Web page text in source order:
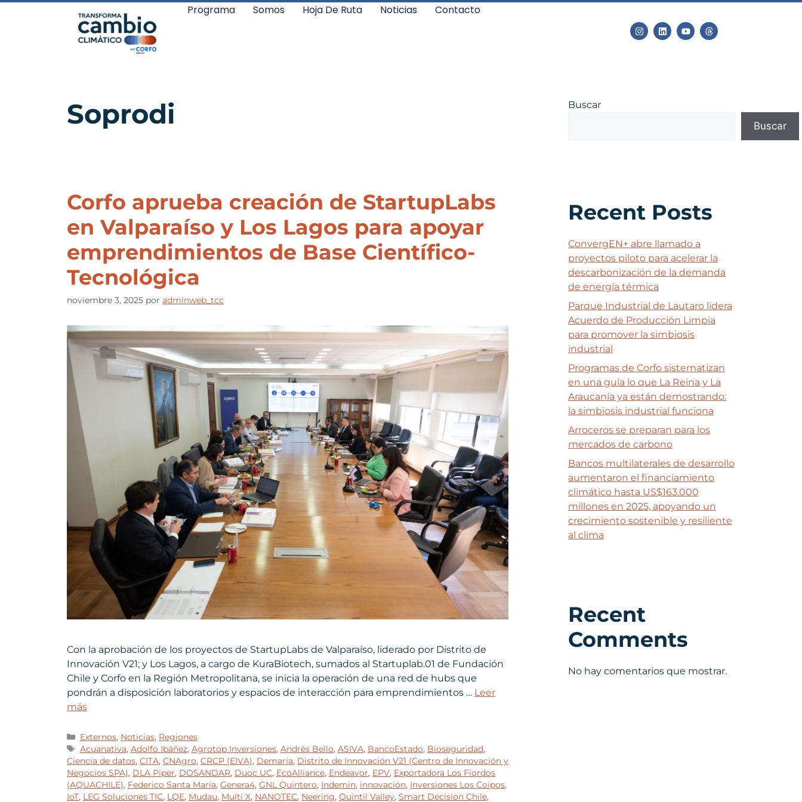
Programa Somos Hoja De Ruta Noticias Contacto
Soprodi
Corfo aprueba creación de StartupLabs
en Valparaíso y Los Lagos para apoyar
emprendimientos de Base Científico-
Tecnológica
noviembre 3, 2025 por adminweb_tcc
Con la aprobación de los proyectos de StartupLabs de Valparaíso, liderado por Distrito de
Innovación V21; y Los Lagos, a cargo de KuraBiotech, sumados al Startuplab.01 de Fundación
Chile y Corfo en la Región Metropolitana, se inicia la operación de una red de hubs que
pondrán a disposición laboratorios y espacios de interacción para emprendimientos … Leer
más
Externos, Noticias, Regiones
Acuanativa, Adolfo Ibáñez, Agrotop Inversiones, Andrés Bello, ASIVA, BancoEstado, Bioseguridad,
Ciencia de datos, CITA, CNAgro, CRCP (EIVA), Demaria, Distrito de Innovación V21 (Centro de Innovación y
Negocios SPA), DLA Piper, DOSANDAR, Duoc UC, EcoAlliance, Endeavor, EPV, Exportadora Los Fiordos
(AQUACHILE), Federico Santa María, Genera4, GNL Quintero, Indemin, innovación, Inversiones Los Coipos,
IoT, LEG Soluciones TIC, LQE, Mudau, Multi X, NANOTEC, Neering, Quintil Valley, Smart Decision Chile,
Buscar
Buscar
Recent Posts
ConvergEN+ abre llamado a
proyectos piloto para acelerar la
descarbonización de la demanda
de energía térmica
Parque Industrial de Lautaro lidera
Acuerdo de Producción Limpia
para promover la simbiosis
industrial
Programas de Corfo sistematizan
en una guía lo que La Reina y La
Araucanía ya están demostrando:
la simbiosis industrial funciona
Arroceros se preparan para los
mercados de carbono
Bancos multilaterales de desarrollo
aumentaron el financiamiento
climático hasta US$163.000
millones en 2025, apoyando un
crecimiento sostenible y resiliente
al clima
Recent
Comments
No hay comentarios que mostrar.